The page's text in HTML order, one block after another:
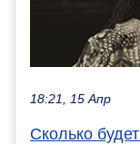
18:21, 15 Апр
Сколько